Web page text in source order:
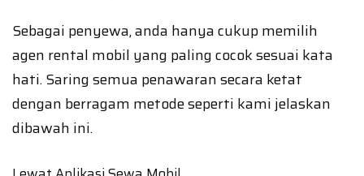
Sebagai penyewa, anda hanya cukup memilih
agen rental mobil yang paling cocok sesuai kata
hati. Saring semua penawaran secara ketat
dengan berragam metode seperti kami jelaskan
dibawah ini.